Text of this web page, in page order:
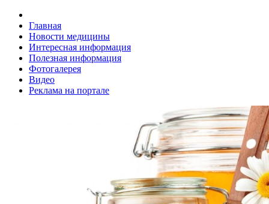
Главная
Новости медицины
Интересная информация
Полезная информация
Фотогалерея
Видео
Реклама на портале